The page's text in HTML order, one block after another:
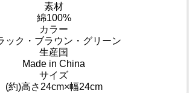
素材
綿100%
カラー
ック・ブラウン・グリーン
生産国
Made in China
サイズ
(約)高さ24cm×幅24cm